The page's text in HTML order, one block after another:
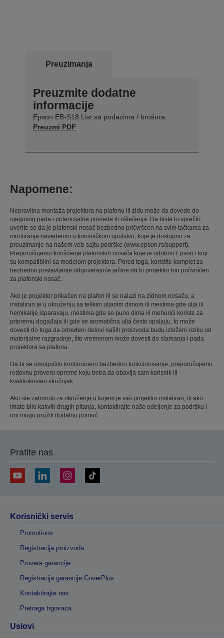
Preuzimanja
Preuzmite dodatne
informacije
Epson EB-S18 List sa podacima / brošura
Preuzmi PDF
Napomene:
Nepravilna montaža projektora na plafonu ili zidu može da dovede do
njegovog pada i potencijalne povrede ili oštećenja. Da biste to sprečili,
uverite se da je plafonski nosač bezbedno pričvršćen na svim tačkama za
montiranje navedenim u korisničkom uputstvu, koje je dostupno za
preuzimanje na našem veb-sajtu podrške (www.epson.rs/support).
Preporučujemo korišćenje plafonskih nosača koje je odobrio Epson i koji
su kompatibilni sa modelom projektora. Pored toga, koristite komplet za
bezbedno postavljanje odgovarajuće jačine da bi projektor bio pričvršćen
za plafonski nosač.
Ako je projektor prikačen na plafon ili se nalazi na zidnom nosaču, a
instaliran je u okruženju sa teškim uljanim dimom ili mestima gde ulja ili
hemikalije isparavaju, mestima gde se puno dima ili mehurići koriste za
pripremu događaja ili gde se aromatična ulja često spaljuju, to može
dovesti do toga da određeni delovi naših proizvoda budu izloženi riziku od
materijalne razgradnje, što vremenom može dovesti do slamanja i pada
projektora sa plafona.
Da bi se omogućilo kontinuirano bezbedno funkcionisanje, preporučujemo
redovnu proveru opreme koju treba da obavlja sam korisnik ili
kvalifiokovani stručnjak.
Ako ste zabrinuti za okruženje u kojem je vaš projektor instaliran, ili ako
imate bilo kakvih drugih pitanja, kontaktirajte naše odeljenje za podršku i
oni mogu pružiti dodatnu pomoć.
Pratite nas
Korisnički servis
Promotions
Registracija proizvoda
Provera garancije
Registracija garancije CoverPlus
Kontaktirajte nas
Pretraga trgovaca
Uslovi